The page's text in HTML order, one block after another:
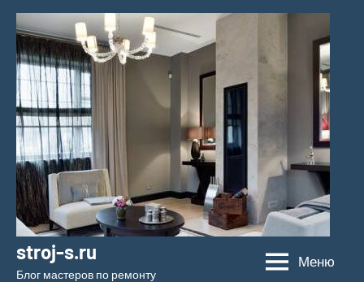
Перейти
содержимому
stroj-s.ru
Блог мастеров по ремонту
Меню